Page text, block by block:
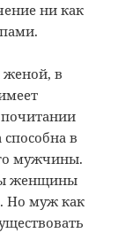
ни как
в
почитании
в
мужчины.
женщины
Но муж как